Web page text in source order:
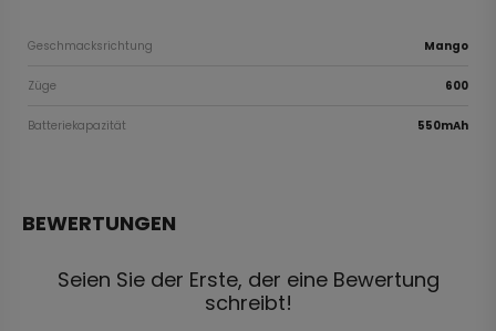
Geschmacksrichtung Mango
Züge 600
Batteriekapazität 550mAh
BEWERTUNGEN
Seien Sie der Erste, der eine Bewertung
schreibt!